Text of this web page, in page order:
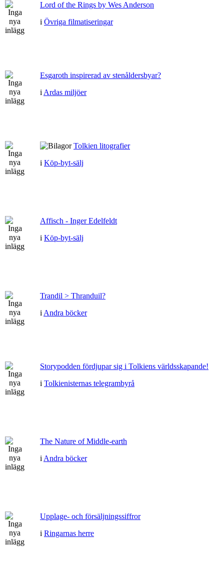
Lord of the Rings by Wes Anderson
i Övriga filmatiseringar
Esgaroth inspirerad av stenåldersbyar?
i Ardas miljöer
Tolkien litografier
i Köp-byt-sälj
Affisch - Inger Edelfeldt
i Köp-byt-sälj
Trandil > Thranduil?
i Andra böcker
Storypodden fördjupar sig i Tolkiens världsskapande!
i Tolkienisternas telegrambyrå
The Nature of Middle-earth
i Andra böcker
Upplage- och försäljningssiffror
i Ringarnas herre